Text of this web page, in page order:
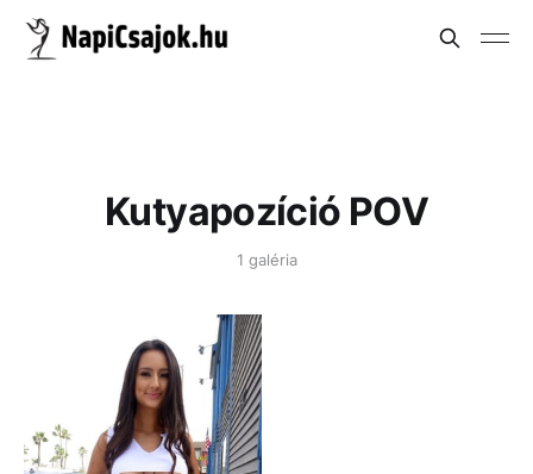
Kutyapozíció POV
1 galéria